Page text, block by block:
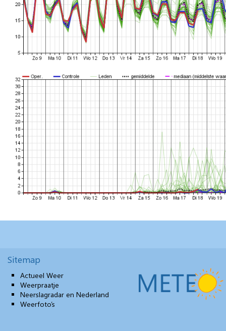
Sitemap
Actueel Weer
Weerpraatje
Neerslagradar en Nederland
Weerfoto’s